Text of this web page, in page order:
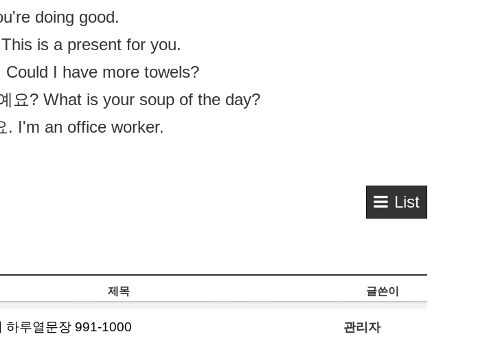
doing good.
is a present for you.
I have more towels?
요? What is your soup of the day?
. I'm an office worker.
List
제목 글쓴이
하루열문장 991-1000 관리자